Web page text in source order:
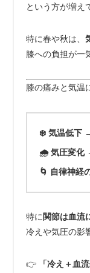
という方が増え
特に春や秋は、
膝への負担が一
膝の痛みと気温
❄️ 気温低下
🌧️ 気圧変化
🌀 自律神経
特に 関節は血流
冷えや気圧の影
👉
「冷え＋血